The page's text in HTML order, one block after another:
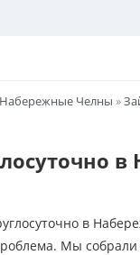
Набережные Челны »
в
Мы